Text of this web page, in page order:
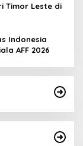
Timor Leste di
Indonesia
AFF 2026